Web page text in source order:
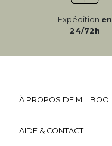
Expédition en
24/72h
À PROPOS DE MILIBOO
AIDE & CONTACT